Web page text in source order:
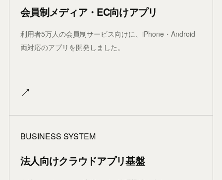
会員制メディア・EC向けアプリ
利用者5万人の会員制サービス向けに、iPhone・Android
両対応のアプリを開発しました。
↗
BUSINESS SYSTEM
法人向けクラウドアプリ基盤